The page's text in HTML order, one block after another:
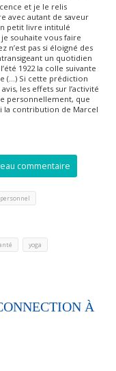
et je le relis
avec autant de saveur
petit livre intitulé
souhaite vous faire
n’est pas si éloigné des
un quotidien
1922 la colle suivante
(…) Si cette prédiction
les effets sur l’activité
personnellement, que
la contribution de Marcel
commentaire
yoga
À